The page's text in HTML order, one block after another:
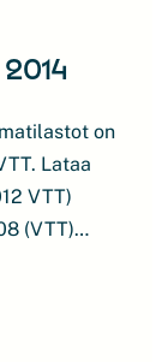
on
Lataa
VTT)
(VTT)
(VTT)